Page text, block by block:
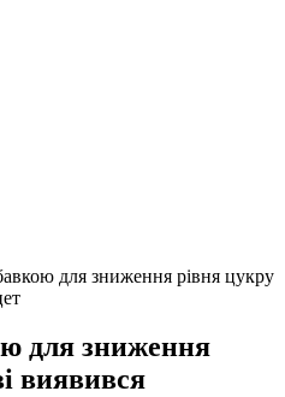
для зниження рівня цукру
для зниження
виявився